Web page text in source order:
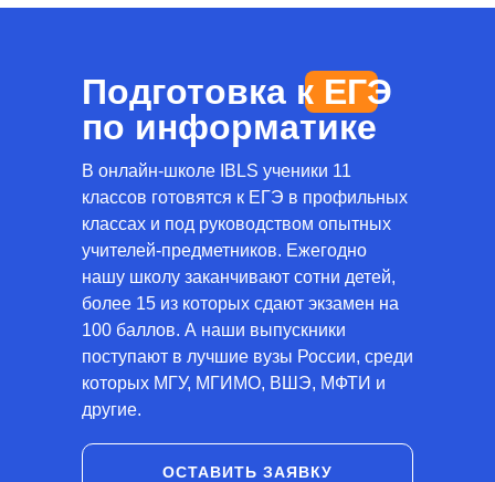
Подготовка к ЕГЭ
по информатике
В онлайн-школе IBLS ученики 11
классов готовятся к ЕГЭ в профильных
классах и под руководством опытных
учителей-предметников. Ежегодно
нашу школу заканчивают сотни детей,
более 15 из которых сдают экзамен на
100 баллов. А наши выпускники
поступают в лучшие вузы России, среди
которых МГУ, МГИМО, ВШЭ, МФТИ и
другие.
ОСТАВИТЬ ЗАЯВКУ